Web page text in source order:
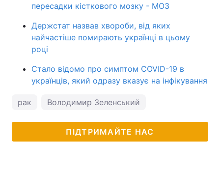
пересадки кісткового мозку - МОЗ
Держстат назвав хвороби, від яких
найчастіше помирають українці в цьому
році
Стало відомо про симптом COVID-19 в
українців, який одразу вказує на інфікування
рак Володимир Зеленський
ПІДТРИМАЙТЕ НАС